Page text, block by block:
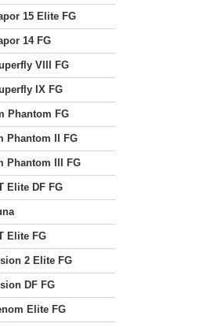
15 Elite FG
14 FG
VIII FG
IX FG
Phantom FG
Phantom II FG
Phantom III FG
Elite DF FG
Elite FG
2 Elite FG
DF FG
Elite FG